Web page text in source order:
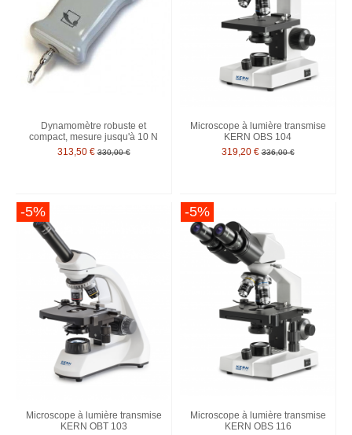
Dynamomètre robuste et
compact, mesure jusqu'à 10 N
313,50 € 330,00 €
Microscope à lumière transmise
KERN OBS 104
319,20 € 336,00 €
-5%
Microscope à lumière transmise
KERN OBT 103
-5%
Microscope à lumière transmise
KERN OBS 116